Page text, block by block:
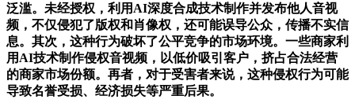
泛滥。未经授权，利用AI深度合成技术制作并发布他人音视
频，不仅侵犯了版权和肖像权，还可能误导公众，传播不实信
息。其次，这种行为破坏了公平竞争的市场环境。一些商家利
用AI技术制作侵权音视频，以低价吸引客户，挤占合法经营
的商家市场份额。再者，对于受害者来说，这种侵权行为可能
导致名誉受损、经济损失等严重后果。